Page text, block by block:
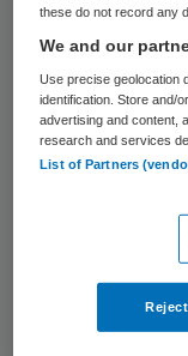
Maandag9
Taskforce:
these do not record any
We and our
Use precise geolocation
identification. Store and/
advertising and content,
research and services
List of Partners